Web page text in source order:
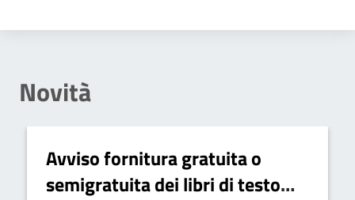
Novità
Avviso fornitura gratuita o
semigratuita dei libri di testo